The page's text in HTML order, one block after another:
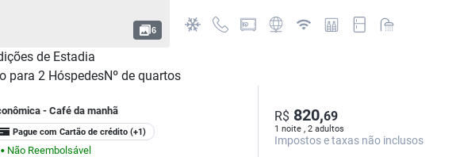
6
de Estadia
para 2 HóspedesNº de quartos
- Café da manhã
Pague com Cartão de crédito (+1)
⬤
Não Reembolsável
1 noite , 2 adultos
R$ 820,69
Impostos e taxas não inclusos